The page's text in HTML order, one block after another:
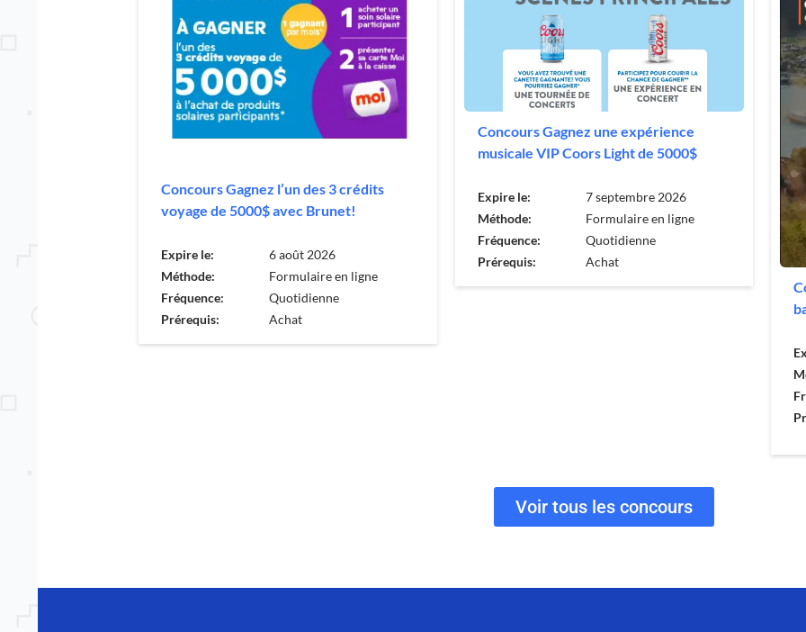
Concours Gagnez l’un des 3 crédits
voyage de 5000$ avec Brunet!
Expire le:
6 août 2026
Méthode:
Formulaire en ligne
Fréquence:
Quotidienne
Prérequis:
Achat
Concours Gagnez une expérience
musicale VIP Coors Light de 5000$
Expire le:
7 septembre 2026
Méthode:
Formulaire en ligne
Fréquence:
Quotidienne
Prérequis:
Achat
Voir tous les concours